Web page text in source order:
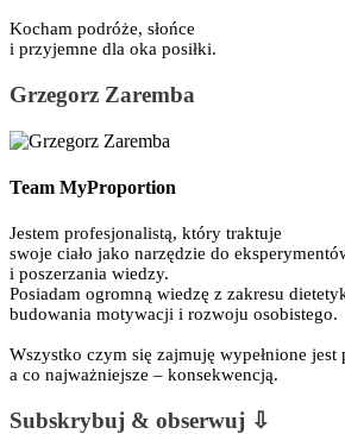
Kocham podróże, słońce
i przyjemne dla oka posiłki.
Grzegorz Zaremba
Team MyProportion
Jestem profesjonalistą, który traktuje
swoje ciało jako narzędzie do
i poszerzania wiedzy.
Posiadam ogromną wiedzę z zakresu
budowania motywacji i rozwoju osobistego.
Wszystko czym się zajmuję wypełnione jest
a co najważniejsze – konsekwencją.
Subskrybuj & obserwuj ⇩